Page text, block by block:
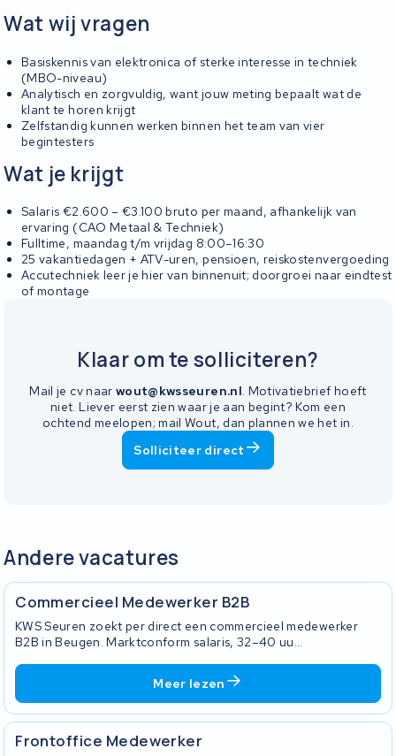
Wat wij vragen
Basiskennis van elektronica of sterke interesse in techniek
(MBO-niveau)
Analytisch en zorgvuldig, want jouw meting bepaalt wat de
klant te horen krijgt
Zelfstandig kunnen werken binnen het team van vier
begintesters
Wat je krijgt
Salaris €2.600 – €3.100 bruto per maand, afhankelijk van
ervaring (CAO Metaal & Techniek)
Fulltime, maandag t/m vrijdag 8:00–16:30
25 vakantiedagen + ATV-uren, pensioen, reiskostenvergoeding
Accutechniek leer je hier van binnenuit; doorgroei naar eindtest
of montage
Klaar om te solliciteren?
Mail je cv naar wout@kwsseuren.nl. Motivatiebrief hoeft
niet. Liever eerst zien waar je aan begint? Kom een
ochtend meelopen; mail Wout, dan plannen we het in.
Solliciteer direct
Andere vacatures
Commercieel Medewerker B2B
KWS Seuren zoekt per direct een commercieel medewerker
B2B in Beugen. Marktconform salaris, 32–40 uu...
Meer lezen
Frontoffice Medewerker